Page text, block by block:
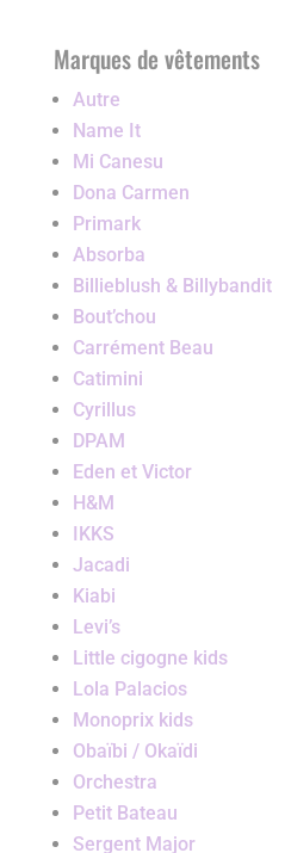
Marques de vêtements
Autre
Name It
Mi Canesu
Dona Carmen
Primark
Absorba
Billieblush & Billybandit
Bout’chou
Carrément Beau
Catimini
Cyrillus
DPAM
Eden et Victor
H&M
IKKS
Jacadi
Kiabi
Levi’s
Little cigogne kids
Lola Palacios
Monoprix kids
Obaïbi / Okaïdi
Orchestra
Petit Bateau
Sergent Major